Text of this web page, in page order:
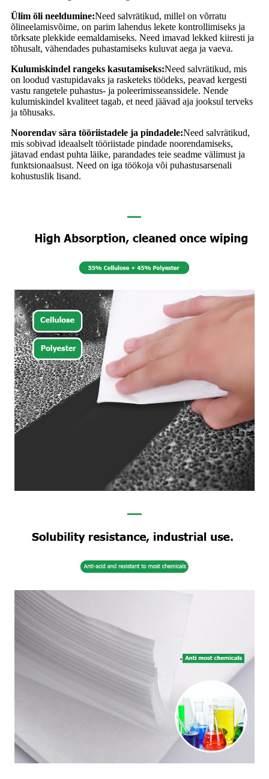
Ülim õli neeldumine:Need salvrätikud, millel on võrratu
õlineelamisvõime, on parim lahendus lekete kontrollimiseks ja
tõrksate plekkide eemaldamiseks. Need imavad lekked kiiresti ja
tõhusalt, vähendades puhastamiseks kuluvat aega ja vaeva.
Kulumiskindel rangeks kasutamiseks:Need salvrätikud, mis
on loodud vastupidavaks ja rasketeks töödeks, peavad kergesti
vastu rangetele puhastus- ja poleerimisseanssidele. Nende
kulumiskindel kvaliteet tagab, et need jäävad aja jooksul terveks
ja tõhusaks.
Noorendav sära tööriistadele ja pindadele:Need salvrätikud,
mis sobivad ideaalselt tööriistade pindade noorendamiseks,
jätavad endast puhta läike, parandades teie seadme välimust ja
funktsionaalsust. Need on iga töökoja või puhastusarsenali
kohustuslik lisand.